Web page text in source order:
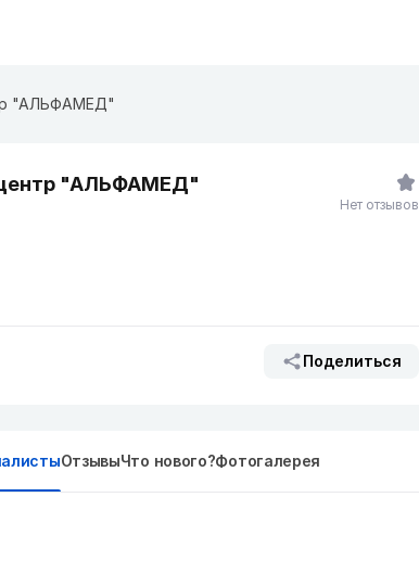
"АЛЬФАМЕД"
"АЛЬФАМЕД"
Поделиться
Нет отзывов
ОтзывыЧто нового?Фотогалерея